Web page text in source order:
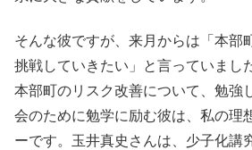
そんな彼ですが、来月からは「本部
挑戦していきたい」と言っていまし
本部町のリスク改善について、勉強
会のために勉学に励む彼は、私の理
ーです。玉井真史さんは、少子化講